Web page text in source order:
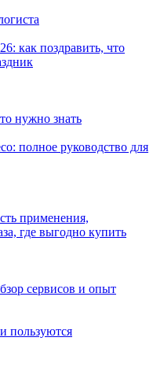
как поздравить, что
нужно знать
полное руководство для
применения,
где выгодно купить
сервисов и опыт
пользуются